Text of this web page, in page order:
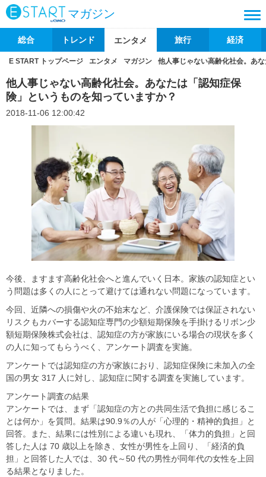
マガジン
総合 トレンド エンタメ 旅行 経済
E START トップページ エンタメ マガジン 他人事じゃない高齢化社会。あ
他人事じゃない高齢化社会。あなたは「認知症保
険」というものを知っていますか？
2018-11-06 12:00:42
今後、ますます高齢化社会へと進んでいく日本。家族の認知症とい
う問題は多くの人にとって避けては通れない問題になっています。
今回、近隣への損傷や火の不始末など、介護保険では保証されない
リスクもカバーする認知症専門の少額短期保険を手掛けるリボン少
額短期保険株式会社は、認知症の方が家族にいる場合の現状を多く
の人に知ってもらうべく、アンケート調査を実施。
アンケートでは認知症の方が家族におり、認知症保険に未加入の全
国の男女 317 人に対し、認知症に関する調査を実施しています。
アンケート調査の結果
アンケートでは、まず「認知症の方との共同生活で負担に感じるこ
とは何か」を質問。結果は90.9％の人が「心理的・精神的負担」と
回答。また、結果には性別による違いも現れ、「体力的負担」と回
答した人は 70 歳以上を除き、女性が男性を上回り、「経済的負
担」と回答した人では、30 代～50 代の男性が同年代の女性を上回
る結果となりました。